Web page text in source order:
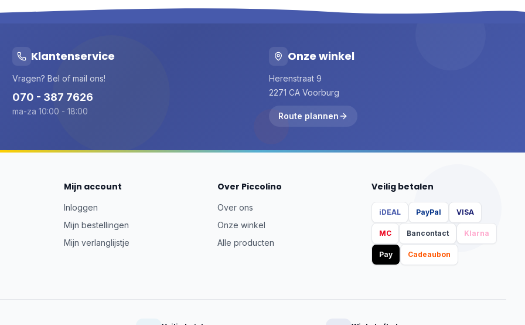
Klantenservice
Vragen? Bel of mail ons!
070 - 387 7626
ma-za 10:00 - 18:00
Onze winkel
Herenstraat 9
2271 CA Voorburg
Route plannen
Mijn account
Inloggen
Mijn bestellingen
Mijn verlanglijstje
Over Piccolino
Over ons
Onze winkel
Alle producten
Veilig betalen
iDEAL PayPal VISA
MC Bancontact Klarna
Pay Cadeaubon